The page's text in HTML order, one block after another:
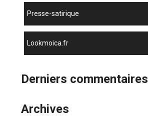
presse-satirique
lookmoica.fr
Derniers commentaires
Archives